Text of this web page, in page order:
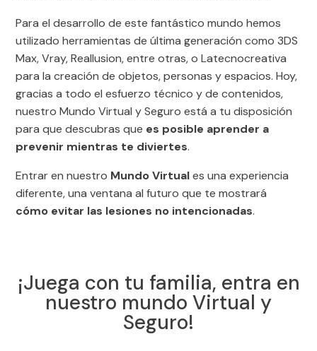
Para el desarrollo de este fantástico mundo hemos
utilizado herramientas de última generación como 3DS
Max, Vray, Reallusion, entre otras, o Latecnocreativa
para la creación de objetos, personas y espacios. Hoy,
gracias a todo el esfuerzo técnico y de contenidos,
nuestro Mundo Virtual y Seguro está a tu disposición
para que descubras que es posible aprender a
prevenir mientras te diviertes.
Entrar en nuestro Mundo Virtuales una experiencia
diferente, una ventana al futuro que te mostrará
cómo evitar las lesiones no intencionadas.
¡Juega con tu familia, entra en
nuestro mundo Virtual y
Seguro!